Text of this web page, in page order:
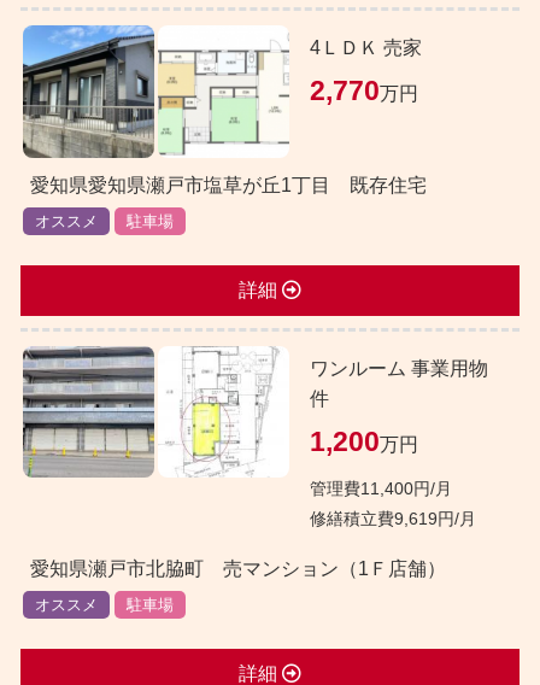
4ＬＤＫ 売家
2,770万円
愛知県愛知県瀬戸市塩草が丘1丁目 既存住宅
オススメ 駐車場
詳細
ワンルーム 事業用物
件
1,200万円
管理費11,400円/月
修繕積立費9,619円/月
愛知県瀬戸市北脇町 売マンション（1Ｆ店舗）
オススメ 駐車場
詳細